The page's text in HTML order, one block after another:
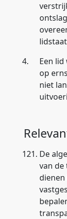
4.
Een
op
niet
121. De
van